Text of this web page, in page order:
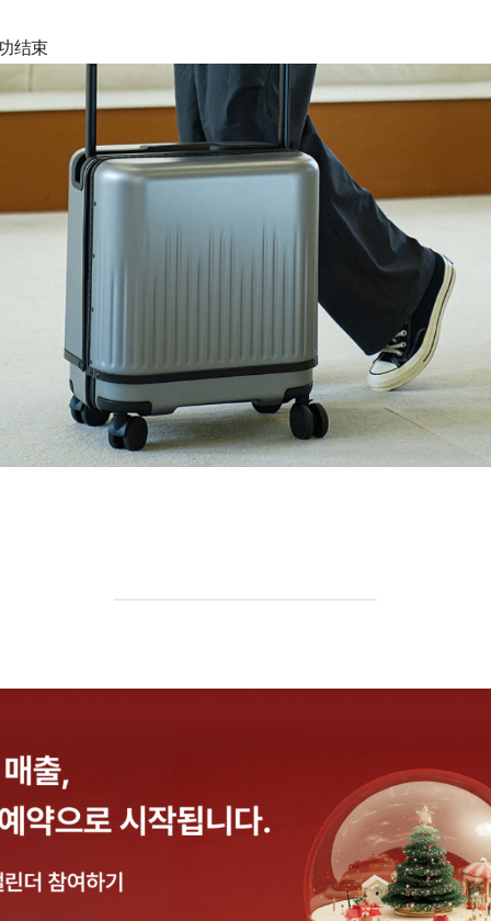
结束